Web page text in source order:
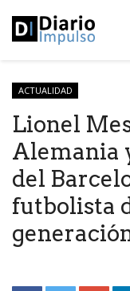
ACTUALIDAD
Lionel
Alemania
del
futbolista